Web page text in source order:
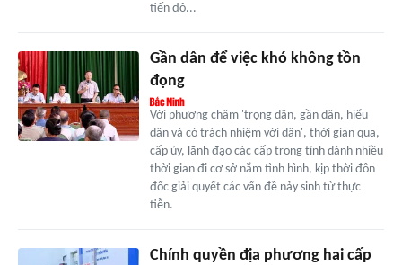
tiến độ...
Gần dân để việc khó không tồn
đọng
Với phương châm 'trọng dân, gần dân, hiểu
dân và có trách nhiệm với dân', thời gian qua,
cấp ủy, lãnh đạo các cấp trong tỉnh dành nhiều
thời gian đi cơ sở nắm tình hình, kịp thời đôn
đốc giải quyết các vấn đề nảy sinh từ thực
tiễn.
Chính quyền địa phương hai cấp